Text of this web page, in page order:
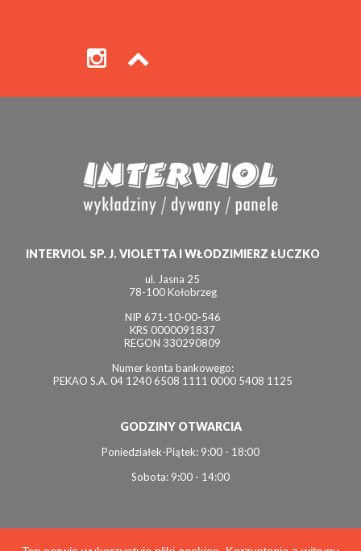
INTERVIOL SP. J. VIOLETTA I WŁODZIMIERZ ŁUCZKO
ul. Jasna 25
78-100 Kołobrzeg
NIP 671-10-00-546
KRS 0000091837
REGON 330290809
Numer konta bankowego:
PEKAO S.A. 04 1240 6508 1111 0000 5408 1125
GODZINY OTWARCIA
Poniedziałek-Piątek: 9:00 - 18:00
Sobota: 9:00 - 14:00